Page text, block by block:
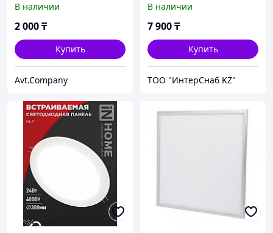
840Лм 170мм белая IP40
IN HOME
В наличии
2 000₸
Купить
Avt.Company
универсальный монтаж
В наличии
7 900₸
Купить
ТОО "ИнтерСнаб KZ"